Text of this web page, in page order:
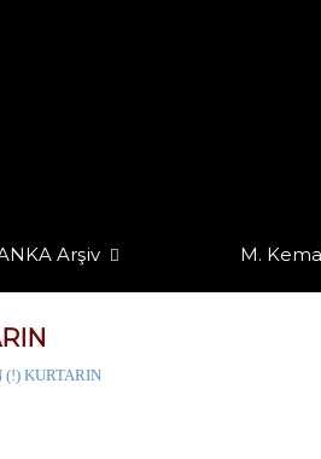
Arşiv M.
(!) KURTARIN